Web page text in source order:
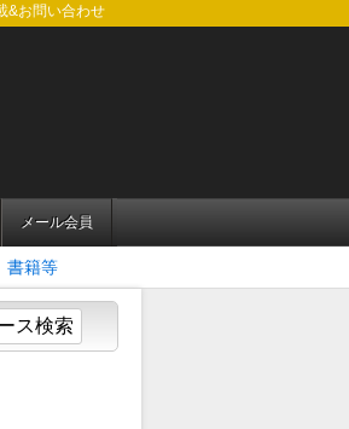
&お問い合わせ
メール会員
書籍等